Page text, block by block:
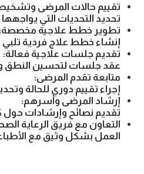
تقييم حالات المرضى
تحديد التحديات التي
تطوير خطط علاجية مخصصة:
إنشاء خطط علاج فردية
تقديم جلسات علاجية فعالة:
عقد جلسات لتحسين النطق
متابعة تقدم المرضى:
إجراء تقييم دوري للحالة
إرشاد المرضى وأسرهم:
تقديم نصائح وإرشادات حول
التعاون مع فريق الرعاية
العمل بشكل وثيق مع الأطباء